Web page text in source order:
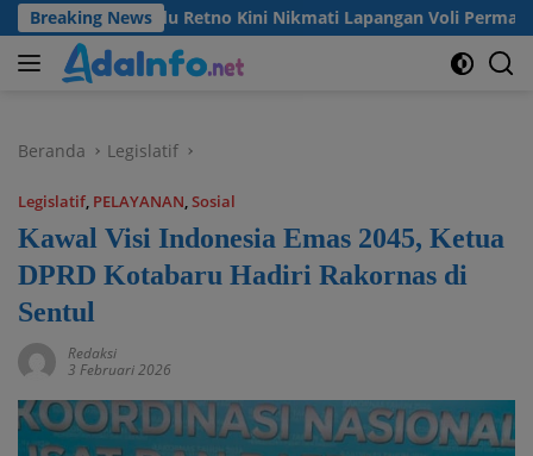
Langsung
ke
konten
Breaking News
Madu Retno Kini Nikmati Lapangan Voli Permanen Berkat
Beranda Legislatif
Legislatif, PELAYANAN,Sosial
Kawal Visi Indonesia Emas 2045, Ketua
DPRD Kotabaru Hadiri Rakornas di
Sentul
Redaksi
3 Februari 2026